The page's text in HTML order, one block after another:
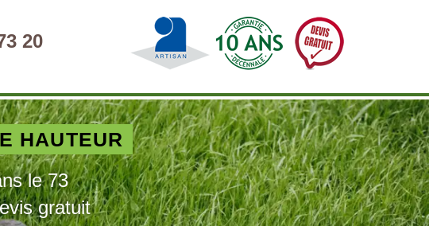
20
HAUTEUR
le 73
gratuit